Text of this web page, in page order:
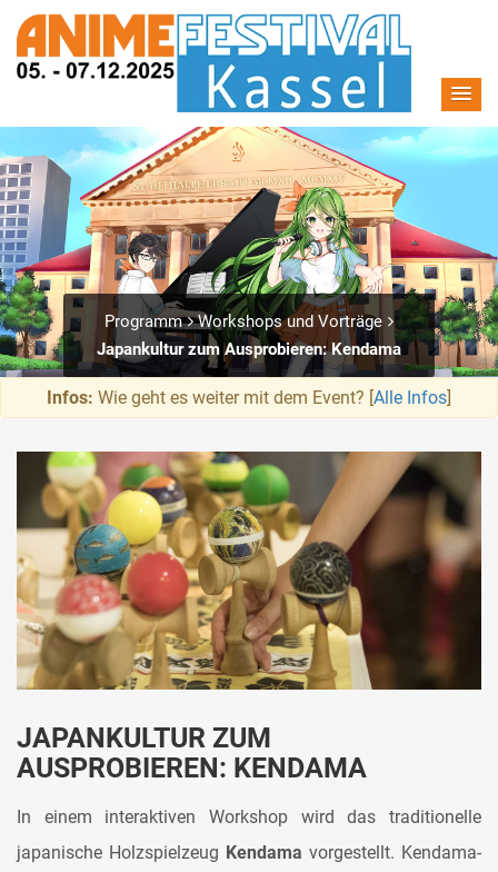
Programm
Workshops und Vorträge
Japankultur zum Ausprobieren: Kendama
Infos: Wie geht es weiter mit dem Event? [Alle Infos]
JAPANKULTUR ZUM
AUSPROBIEREN: KENDAMA
In einem interaktiven Workshop wird das traditionelle
japanische Holzspielzeug Kendama vorgestellt. Kendama-